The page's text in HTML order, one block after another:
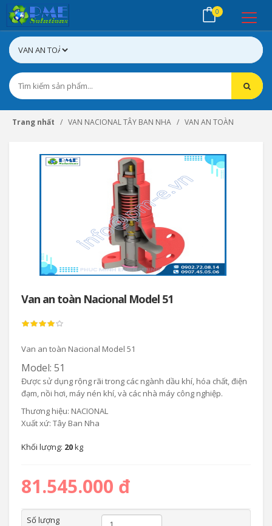
0
Trang nhất VAN NACIONAL TÂY BAN NHA VAN AN TOÀN
Van an toàn Nacional Model 51
Van an toàn Nacional Model 51
Model: 51
Được sử dụng rộng rãi trong các ngành dầu khí, hóa chất, điện
đạm, nồi hơi, máy nén khí, và các nhà máy công nghiệp.
Thương hiệu: NACIONAL
Xuất xứ: Tây Ban Nha
Khối lượng: 20kg
81.545.000 đ
Số lượng